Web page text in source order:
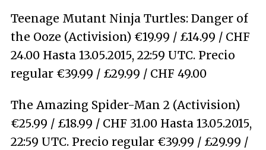
Teenage Mutant Ninja Turtles: Danger of
the Ooze (Activision) €19.99 / £14.99 / CHF
24.00 Hasta 13.05.2015, 22:59 UTC. Precio
regular €39.99 / £29.99 / CHF 49.00
The Amazing Spider-Man 2 (Activision)
€25.99 / £18.99 / CHF 31.00 Hasta 13.05.2015,
22:59 UTC. Precio regular €39.99 / £29.99 /